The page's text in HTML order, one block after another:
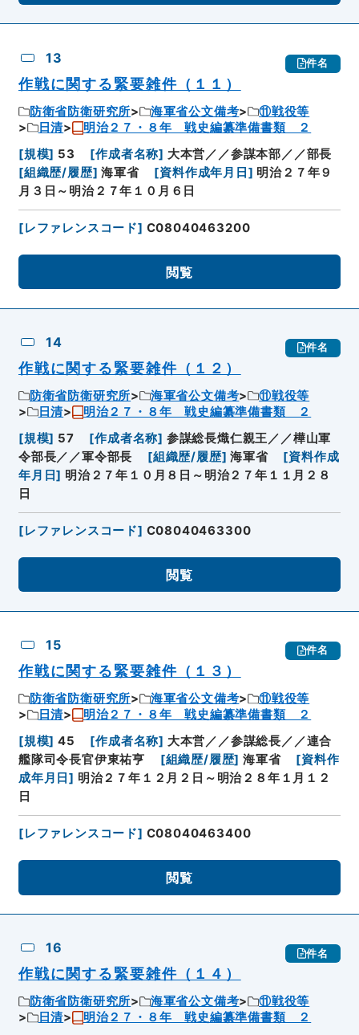
13 件名
作戦に関する緊要雑件（１１）
防衛省防衛研究所 海軍省公文備考
⑪戦役等
日清
明治２７・８年 戦史編纂準備書類 ２
[規模] 53 [作成者名称] 大本営／／参謀本部／／部長
[組織歴/履歴] 海軍省 [資料作成年月日 ] 明治２７年９
月３日～明治２７年１０月６日
[レファレンスコード] C08040463200
閲覧
14 件名
作戦に関する緊要雑件（１２）
防衛省防衛研究所 海軍省公文備考
⑪戦役等
日清
明治２７・８年 戦史編纂準備書類 ２
[規模] 57 [作成者名称] 参謀総長熾仁親王／／樺山軍
令部長／／軍令部長
[組織歴/履歴] 海軍省 [資料作成
年月日] 明治２７年１０月８日～明治２７年１１月２８
日
[レファレンスコード] C08040463300
閲覧
15 件名
作戦に関する緊要雑件（１３）
防衛省防衛研究所 海軍省公文備考
⑪戦役等
日清
明治２７・８年 戦史編纂準備書類 ２
[規模] 45 [作成者名称] 大本営／／参謀総長／／連合
艦隊司令長官伊東祐亨
[組織歴/履歴] 海軍省 [資料作
成年月日] 明治２７年１２月２日～明治２８年１月１２
日
[レファレンスコード] C08040463400
閲覧
16 件名
作戦に関する緊要雑件（１４）
防衛省防衛研究所 海軍省公文備考
⑪戦役等
日清
明治２７・８年 戦史編纂準備書類 ２